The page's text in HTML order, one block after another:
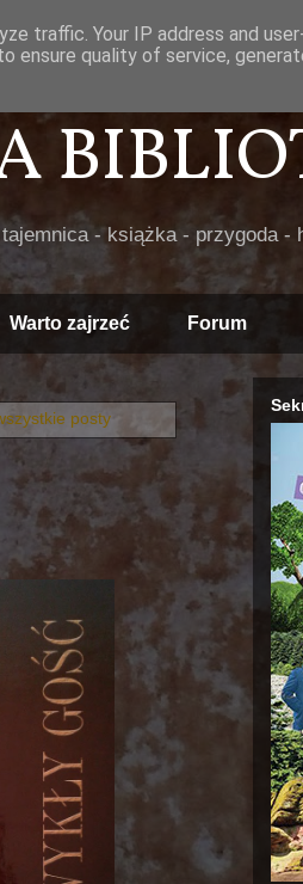
- książka - przygoda
Warto zajrzeć Forum
posty
traffic. Your IP address and
ensure quality of service,